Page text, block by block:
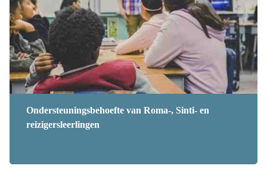
Ondersteuningsbehoefte van Roma-, Sinti- en
reizigersleerlingen